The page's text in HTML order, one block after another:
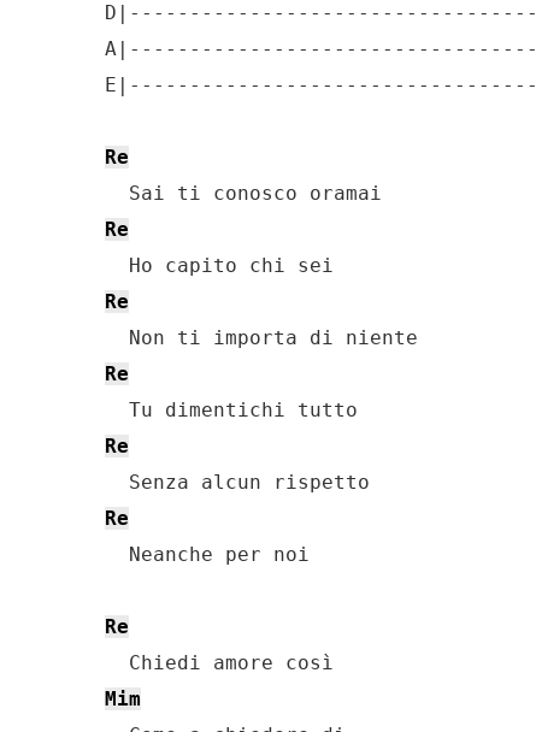
Re
Re
Re
Re
Re
Re
  Neanche per noi
Re
Mim